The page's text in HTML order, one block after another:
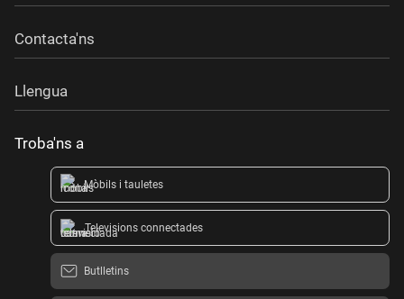
Contacta'ns
Llengua
Troba'ns a
Mòbils i tauletes
Televisions connectades
Butlletins